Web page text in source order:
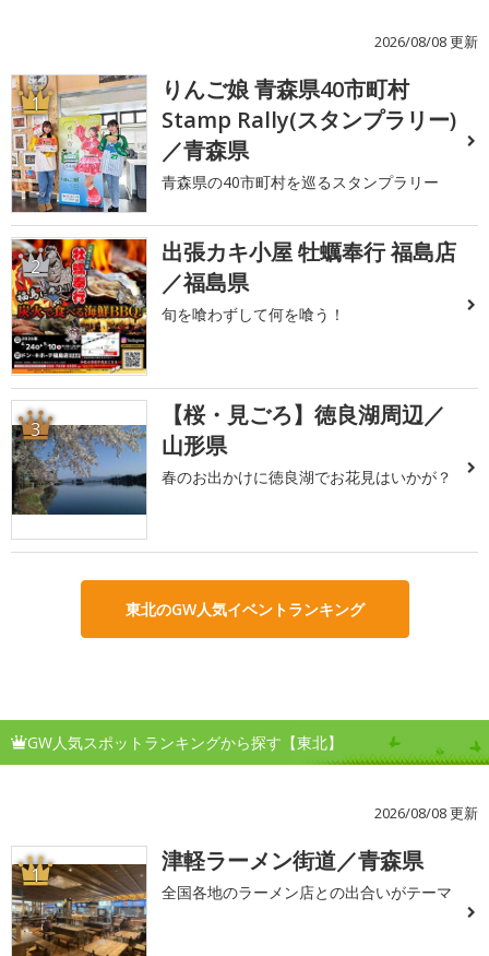
2026/08/08 更新
1
りんご娘 青森県40市町村
Stamp Rally(スタンプラリー)
／青森県
青森県の40市町村を巡るスタンプラリー
2
出張カキ小屋 牡蠣奉行 福島店
／福島県
旬を喰わずして何を喰う！
3
【桜・見ごろ】徳良湖周辺／
山形県
春のお出かけに徳良湖でお花見はいかが？
東北のGW人気イベントランキング
GW人気スポットランキングから探す【東北】
2026/08/08 更新
1 津軽ラーメン街道／青森県
全国各地のラーメン店との出合いがテーマ